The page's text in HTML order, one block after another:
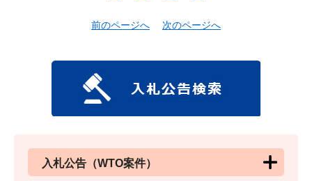
前のページへ 次のページへ
入札公告（WTO案件）